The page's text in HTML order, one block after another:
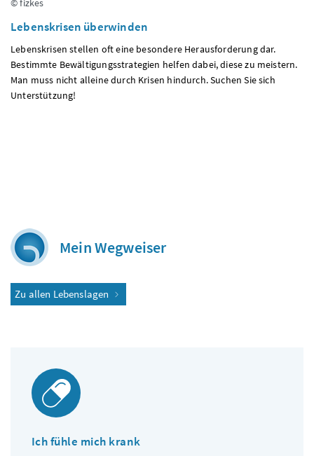
© fizkes
Lebenskrisen überwinden
Lebenskrisen stellen oft eine besondere Herausforderung dar.
Bestimmte Bewältigungsstrategien helfen dabei, diese zu meistern.
Man muss nicht alleine durch Krisen hindurch. Suchen Sie sich
Unterstützung!
Mein Wegweiser
Zu allen Lebenslagen
Ich fühle mich krank